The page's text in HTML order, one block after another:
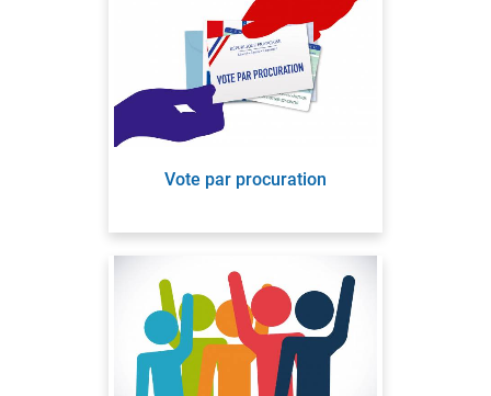
Vote par procuration